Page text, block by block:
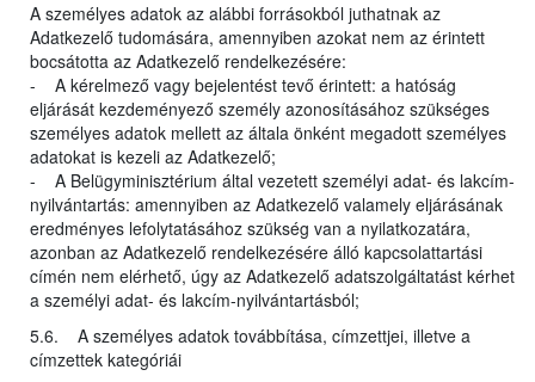
A személyes adatok az alábbi forrásokból juthatnak az
Adatkezelő tudomására, amennyiben azokat nem az érintett
bocsátotta az Adatkezelő rendelkezésére:
- A kérelmező vagy bejelentést tevő érintett: a hatóság
eljárását kezdeményező személy azonosításához szükséges
személyes adatok mellett az általa önként megadott személyes
adatokat is kezeli az Adatkezelő;
- A Belügyminisztérium által vezetett személyi adat- és lakcím-
nyilvántartás: amennyiben az Adatkezelő valamely eljárásának
eredményes lefolytatásához szükség van a nyilatkozatára,
azonban az Adatkezelő rendelkezésére álló kapcsolattartási
címén nem elérhető, úgy az Adatkezelő adatszolgáltatást kérhet
a személyi adat- és lakcím-nyilvántartásból;
5.6. A személyes adatok továbbítása, címzettjei, illetve a
címzettek kategóriái